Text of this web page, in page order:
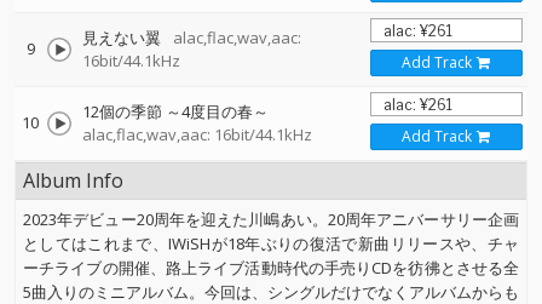
9 見えない翼
alac,flac,wav,aac:
16bit/44.1kHz
Add Track
10
12個の季節 ～4度目の春～
alac,flac,wav,aac: 16bit/44.1kHz
Add Track
Album Info
2023年デビュー20周年を迎えた川嶋あい。20周年アニバーサリー企画
としてはこれまで、IWiSHが18年ぶりの復活で新曲リリースや、チャ
ーチライブの開催、路上ライブ活動時代の手売りCDを彷彿とさせる全
5曲入りのミニアルバム。今回は、シングルだけでなくアルバムからも